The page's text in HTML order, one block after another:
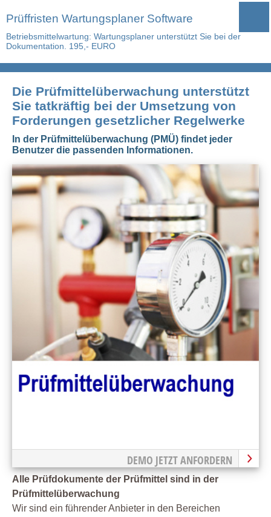
Prüffristen Wartungsplaner Software
Betriebsmittelwartung: Wartungsplaner unterstützt Sie bei der
Dokumentation. 195,- EURO
Die Prüfmittelüberwachung unterstützt
Sie tatkräftig bei der Umsetzung von
Forderungen gesetzlicher Regelwerke
In der Prüfmittelüberwachung (PMÜ) findet jeder
Benutzer die passenden Informationen.
DEMO JETZT ANFORDERN
Alle Prüfdokumente der Prüfmittel sind in der
Prüfmittelüberwachung
Wir sind ein führender Anbieter in den Bereichen